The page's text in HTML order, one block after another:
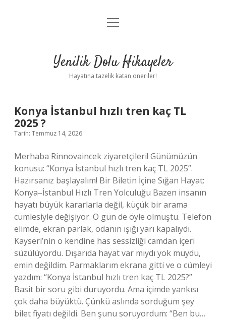
Anasayfa
Yasal Uyarı
menüyü
Yenilik Dolu Hikayeler
Hayatına tazelik katan öneriler!
Yenilik
Dolu
Hikayeler
Yazılar
Konya İstanbul hızlı tren kaç TL
2025 ?
Tarih: Temmuz 14, 2026
Merhaba Rinnovaincek ziyaretçileri! Günümüzün
konusu: “Konya İstanbul hızlı tren kaç TL 2025”.
Hazırsanız başlayalım! Bir Biletin İçine Sığan Hayat:
Konya–İstanbul Hızlı Tren Yolculuğu Bazen insanın
hayatı büyük kararlarla değil, küçük bir arama
cümlesiyle değişiyor. O gün de öyle olmuştu. Telefon
elimde, ekran parlak, odanın ışığı yarı kapalıydı.
Kayseri’nin o kendine has sessizliği camdan içeri
süzülüyordu. Dışarıda hayat var mıydı yok muydu,
emin değildim. Parmaklarım ekrana gitti ve o cümleyi
yazdım: “Konya İstanbul hızlı tren kaç TL 2025?”
Basit bir soru gibi duruyordu. Ama içimde yankısı
çok daha büyüktü. Çünkü aslında sorduğum şey
bilet fiyatı değildi. Ben şunu soruyordum: “Ben bu…